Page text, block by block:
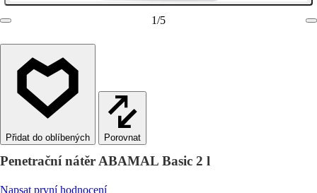
1/5
Porovnat
Penetrační nátěr ABAMAL Basic 2 l
Napsat první hodnocení